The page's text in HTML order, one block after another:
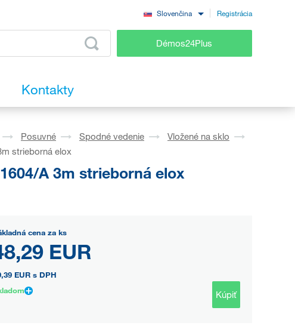
Slovenčina Registrácia
Démos24Plus
Kontakty
Posuvné Spodné vedenie
Vložené na sklo
strieborná elox
A 3m strieborná elox
cena za ks
EUR
EUR s DPH
Kúpiť